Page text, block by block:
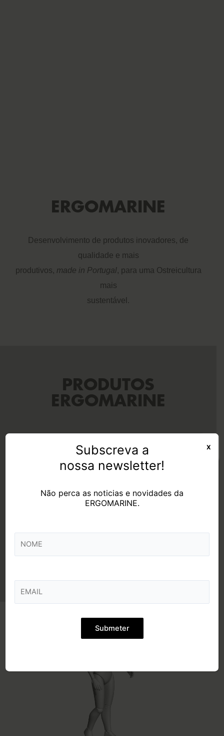
ERGOMARINE
Desenvolvimento de produtos inovadores, de
qualidade e mais
produtivos, made in Portugal, para uma Ostreicultura
mais
sustentável.
PRODUTOS
ERGOMARINE
soluções
Subscreva a
nossa newsletter!
Não perca as noticias e novidades da
ERGOMARINE.
X